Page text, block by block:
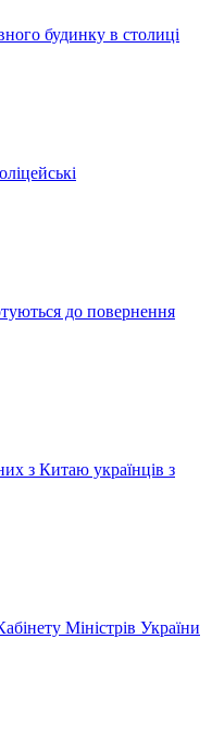
будинку в столиці
до повернення
з Китаю українців з
Міністрів України